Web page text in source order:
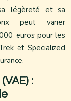
légèreté et sa
peut varier
euros pour les
et Specialized
: